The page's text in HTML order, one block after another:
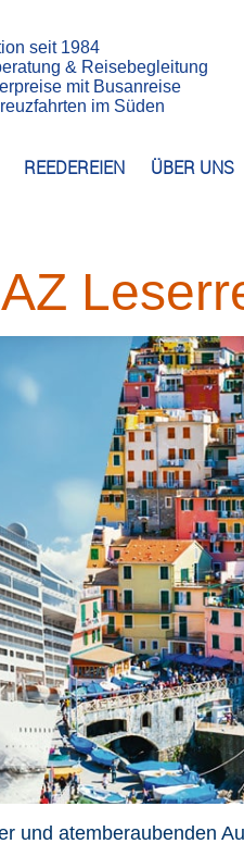
REEDEREIEN ÜBER UNS
seit 1984
& Reisebegleitung
mit Busanreise
im Süden
AZ
und atemberaubenden